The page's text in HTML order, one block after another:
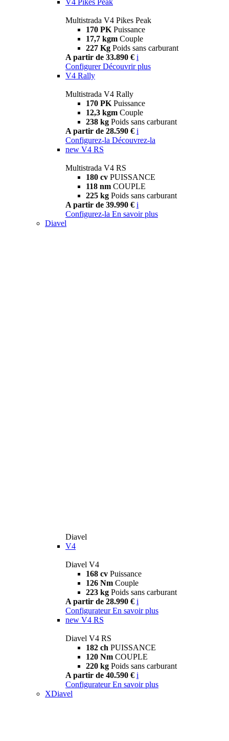
Multistrada V4 Pikes Peak
170 PK Puissance
17,7 kgm Couple
227 Kg Poids sans carburant
A partir de 33.890 € i
Configurer Découvrir plus
V4 Rally
Multistrada V4 Rally
170 PK Puissance
12,3 kgm Couple
238 kg Poids sans carburant
A partir de 28.590 € i
Configurez-la Découvrez-la
new V4 RS
Multistrada V4 RS
180 cv PUISSANCE
118 nm COUPLE
225 kg Poids sans carburant
A partir de 39.990 € i
Configurez-la En savoir plus
Diavel
Diavel
V4
Diavel V4
168 cv Puissance
126 Nm Couple
223 kg Poids sans carburant
A partir de 28.990 € i
Configurateur En savoir plus
new V4 RS
Diavel V4 RS
182 ch PUISSANCE
120 Nm COUPLE
220 kg Poids sans carburant
A partir de 40.590 € i
Configurateur En savoir plus
XDiavel